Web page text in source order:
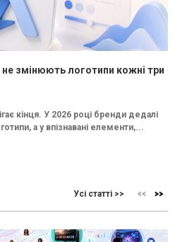
змінюють логотипи кожні три
кінця. У 2026 році бренди дедалі
а у впізнавані елементи,...
Усі статті >>